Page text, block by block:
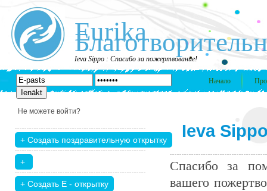
Eurika
Ieva Sippo : Спасибо за пожертвование!
Начало
Не можете войти?
Ieva
Спасибо за
вашего